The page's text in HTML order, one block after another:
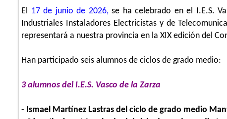
El 17 de junio de 2026,se ha celebrado en el I.E.S.
Industriales Instaladores Electricistas y de
representará a nuestra provincia en la XIX edición del
Han participado seis alumnos de ciclos de grado medio:
3 alumnos del I.E.S. Vasco de la Zarza
- Ismael Martínez Lastras del ciclo de grado medio